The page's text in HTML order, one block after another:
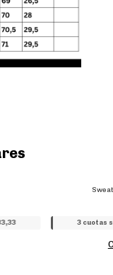
3 cuotas